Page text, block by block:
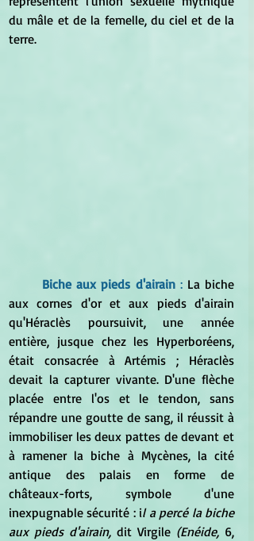
du mâle et de la femelle, du ciel et de la
terre.
Biche aux pieds d'airain : La biche
aux cornes d'or et aux pieds d'airain
qu'Héraclès poursuivit, une année
entière, jusque chez les Hyperboréens,
était consacrée à Artémis ; Héraclès
devait la capturer vivante. D'une flèche
placée entre l'os et le tendon, sans
répandre une goutte de sang, il réussit à
immobiliser les deux pattes de devant et
à ramener la biche à Mycènes, la cité
antique des palais en forme de
châteaux-forts, symbole d'une
inexpugnable sécurité : il a percé la biche
aux pieds d'airain, dit Virgile (Enéide, 6,